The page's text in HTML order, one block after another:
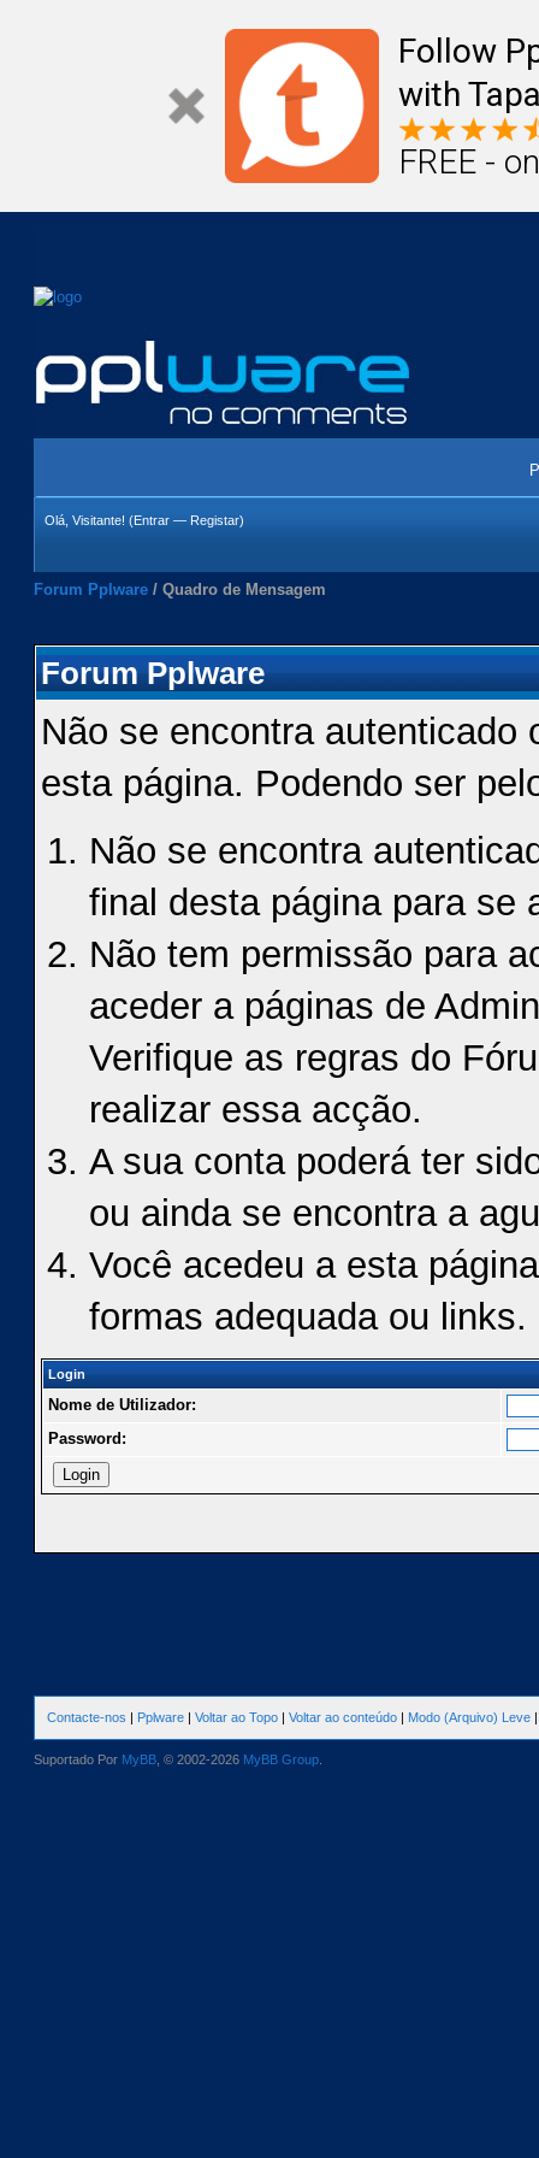
Follow
with
FREE -
Olá, Visitante! (Entrar — Registar)
Forum Pplware / Quadro de Mensagem
Forum Pplware
Não se encontra autenticado
esta página. Podendo ser
Não se encontra
final desta página para se
Não tem permissão para
aceder a páginas de
Verifique as regras do
realizar essa acção.
A sua conta poderá ter
ou ainda se encontra a
Você acedeu a esta
formas adequada ou links.
Login
Nome de Utilizador:
Password:
Contacte-nos | Pplware | Voltar ao Topo | Voltar ao conteúdo | Modo (Arquivo) Leve
Suportado Por MyBB , © 2002-2026 MyBB Group